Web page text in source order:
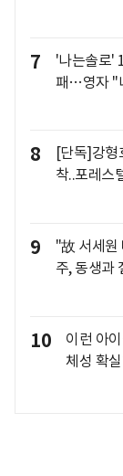
7
'나는솔로'
패…영자 "
8
[단독]강형
착..포레스
9
"故 서세
주, 동생과
10
이런 아
체성 확